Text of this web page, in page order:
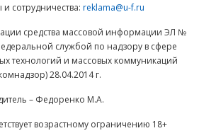
сотрудничества: reklama@u-f.ru
средства массовой информации ЭЛ №
службой по надзору в сфере
технологий и массовых коммуникаций
28.04.2014 г.
– Федоренко М.А.
возрастному ограничению 18+